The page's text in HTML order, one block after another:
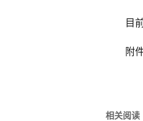
目
附
相关阅读